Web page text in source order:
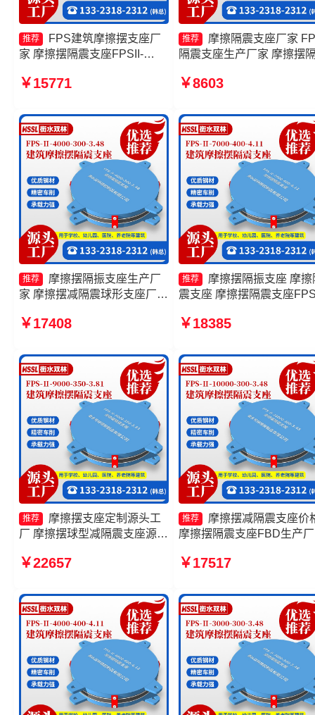
推荐
FPS建筑摩擦摆支座厂
家 摩擦摆隔震支座FPSII-
摆减隔震型支座价格 摩擦摆隔
￥15771
推荐
摩擦隔震支座厂家
隔震支座生产厂家 摩擦摆
产厂家 摩擦摆隔震支座
￥8603
推荐
摩擦摆隔振支座生产厂
家 摩擦摆减隔震球形支座厂家
支座FPSII-1000-350-3.81
￥17408
推荐
摩擦摆隔振支座 摩擦
震支座 摩擦摆隔震支座
隔震支座生产厂家
￥18385
推荐
摩擦摆支座定制源头工
厂 摩擦摆球型减隔震支座源头
多少钱 摩擦摆隔震支座FPSII-
￥22657
推荐
摩擦摆减隔震支座价
摩擦摆隔震支座FBD生产
300-3.48 摩擦摆隔震支座
￥17517